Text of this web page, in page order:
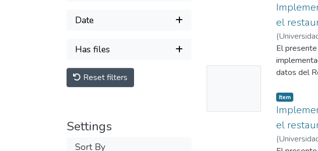
Date
Has files
Reset filters
Settings
Sort By
el
(
Julio
El
datos del
dificultades
de tipo
Item
el
(